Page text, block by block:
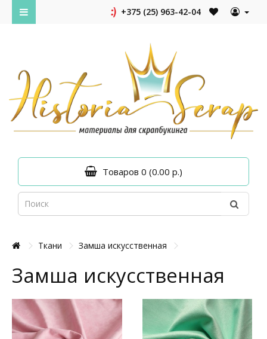
+375 (25) 963-42-04
Товаров 0 (0.00 р.)
Ткани Замша искусственная
Замша искусственная